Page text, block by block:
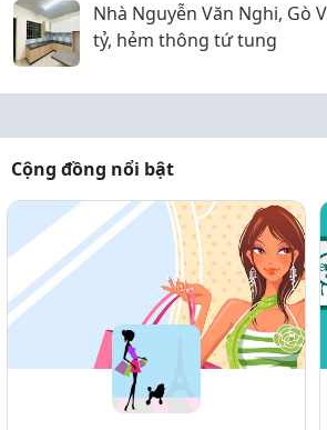
Nhà Nguyễn Văn Nghi, Gò
tỷ, hẻm thông tứ tung
Cộng đồng nổi bật